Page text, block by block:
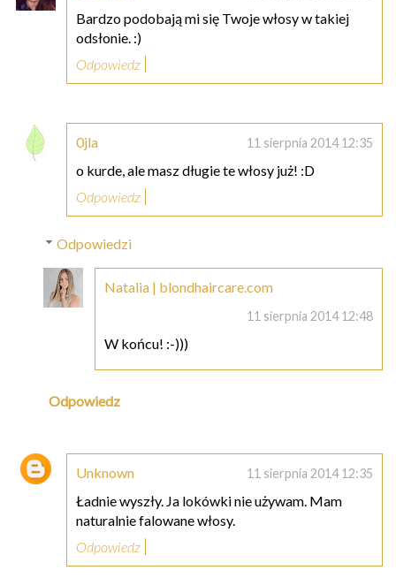
Bardzo podobają mi się Twoje włosy w takiej
odsłonie. :)
Odpowiedz
0jla 11 sierpnia 2014 12:35
o kurde, ale masz długie te włosy już! :D
Odpowiedz
Odpowiedzi
Natalia | blondhaircare.com
11 sierpnia 2014 12:48
W końcu! :-)))
Odpowiedz
Unknown 11 sierpnia 2014 12:35
Ładnie wyszły. Ja lokówki nie używam. Mam
naturalnie falowane włosy.
Odpowiedz